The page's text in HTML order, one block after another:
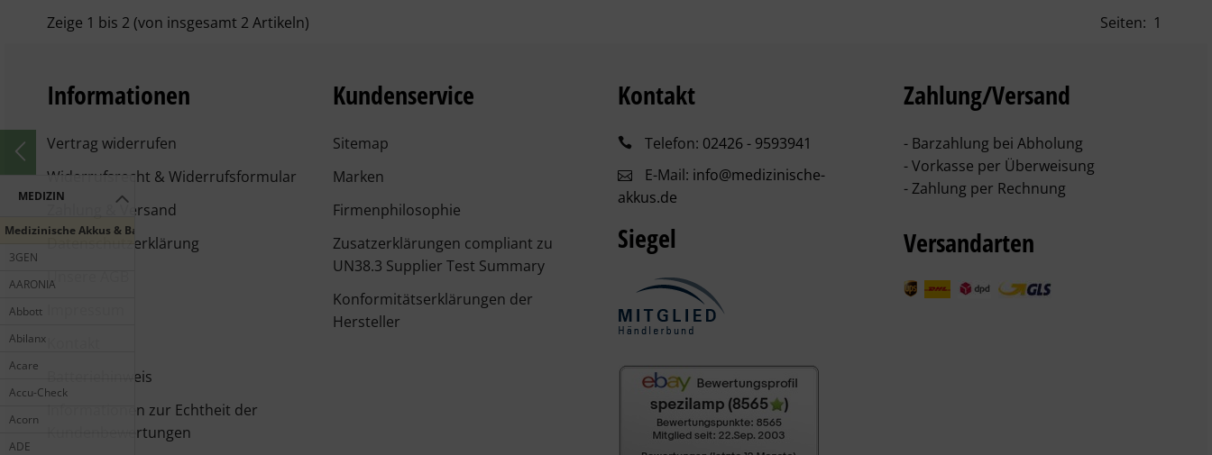
MEDIZIN
Medizinische Akkus & Batterien
3GEN
AARONIA
Abbott
Abilanx
Acare
Accu-Check
Acorn
ADE
Zeige 1 bis 2 (von insgesamt 2 Artikeln) Seiten: 1
Informationen
Vertrag widerrufen
Widerrufsrecht & Widerrufsformular
Zahlung & Versand
Datenschutzerklärung
Unsere AGB
Batteriehinweis
Informationen zur Echtheit der
Kundenbewertungen
Kundenservice
Sitemap
Marken
Firmenphilosophie
Zusatzerklärungen compliant zu
UN38.3 Supplier Test Summary
Konformitätserklärungen der
Hersteller
Kontakt
Telefon: 02426 - 9593941
E-Mail: info@medizinische-
akkus.de
Siegel
Zahlung/Versand
- Barzahlung bei Abholung
- Vorkasse per Überweisung
- Zahlung per Rechnung
Versandarten